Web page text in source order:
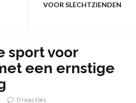
VOOR SLECHTZIENDEN
sport voor
een ernstige
0 reacties